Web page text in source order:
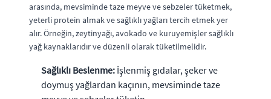
arasında, mevsiminde taze meyve ve sebzeler tüketmek,
yeterli protein almak ve sağlıklı yağları tercih etmek yer
alır. Örneğin, zeytinyağı, avokado ve kuruyemişler sağlıklı
yağ kaynaklarıdır ve düzenli olarak tüketilmelidir.
Sağlıklı Beslenme: İşlenmiş gıdalar, şeker ve
doymuş yağlardan kaçının, mevsiminde taze